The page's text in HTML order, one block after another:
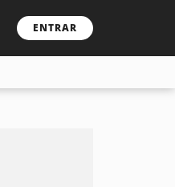
ENTRAR